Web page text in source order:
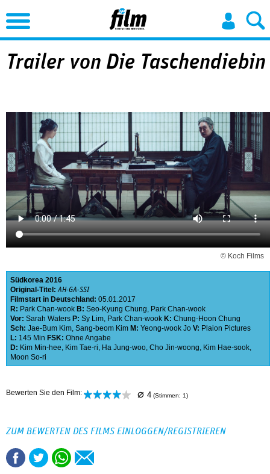
Jump to Navigation
Trailer von Die Taschendiebin
© Koch Films
Südkorea 2016
Original-Titel:AH-GA-SSI
Filmstart in Deutschland: 05.01.2017
R: Park Chan-wook B: Seo-Kyung Chung, Park Chan-wook
Vor: Sarah Waters P: Sy Lim, Park Chan-wook K: Chung-Hoon Chung
Sch: Jae-Bum Kim, Sang-beom Kim M: Yeong-wook Jo V: Plaion Pictures
L: 145 Min FSK: Ohne Angabe
D: Kim Min-hee, Kim Tae-ri, Ha Jung-woo, Cho Jin-woong, Kim Hae-sook,
Moon So-ri
Bewerten Sie den Film: ⌀ 4 (Stimmen: 1)
ZUM BEWERTEN DES FILMS EINLOGGEN/REGISTRIEREN